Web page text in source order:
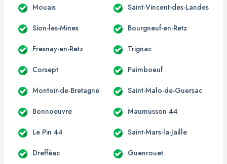
Mouais Saint-Vincent-des-Landes
Sion-les-Mines Bourgneuf-en-Retz
Fresnay-en-Retz Trignac
Corsept Paimboeuf
Montoir-de-Bretagne Saint-Malo-de-Guersac
Bonnoeuvre Maumusson 44
Le Pin 44 Saint-Mars-la-Jaille
Drefféac Guenrouet